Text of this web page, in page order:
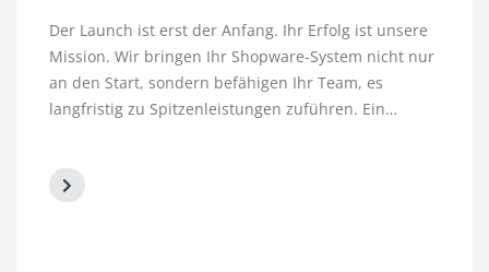
Der Launch ist erst der Anfang. Ihr Erfolg ist unsere
Mission. Wir bringen Ihr Shopware-System nicht nur
an den Start, sondern befähigen Ihr Team, es
langfristig zu Spitzenleistungen zuführen. Ein…